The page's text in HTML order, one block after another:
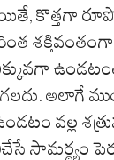
కొత్తగా
అలాగే
వల్ల
సామర్థ్యం